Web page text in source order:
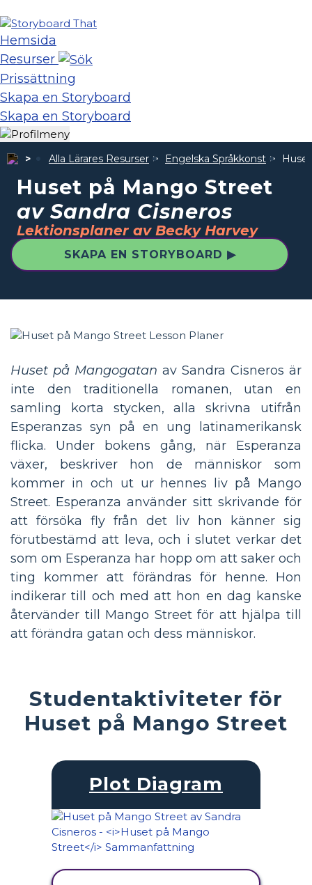
Hemsida
Resurser
Prissättning
Skapa en Storyboard
Skapa en Storyboard
Alla Lärares Resurser Engelska Språkkonst
Huset på Mango Street
av Sandra Cisneros
Lektionsplaner av Becky Harvey
SKAPA EN STORYBOARD ▶
Huset på Mangogatan av Sandra Cisneros är
inte den traditionella romanen, utan en
samling korta stycken, alla skrivna utifrån
Esperanzas syn på en ung latinamerikansk
flicka. Under bokens gång, när Esperanza
växer, beskriver hon de människor som
kommer in och ut ur hennes liv på Mango
Street. Esperanza använder sitt skrivande för
att försöka fly från det liv hon känner sig
förutbestämd att leva, och i slutet verkar det
som om Esperanza har hopp om att saker och
ting kommer att förändras för henne. Hon
indikerar till och med att hon en dag kanske
återvänder till Mango Street för att hjälpa till
att förändra gatan och dess människor.
Studentaktiviteter för
Huset på Mango Street
Plot Diagram